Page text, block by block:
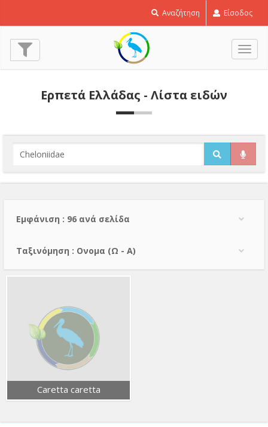
Αναζήτηση Είσοδος
Ερπετά Ελλάδας - Λίστα ειδών
Εμφάνιση : 96 ανά σελίδα
Тαξινόμηση : Ονομα (Ω - Α)
Caretta caretta